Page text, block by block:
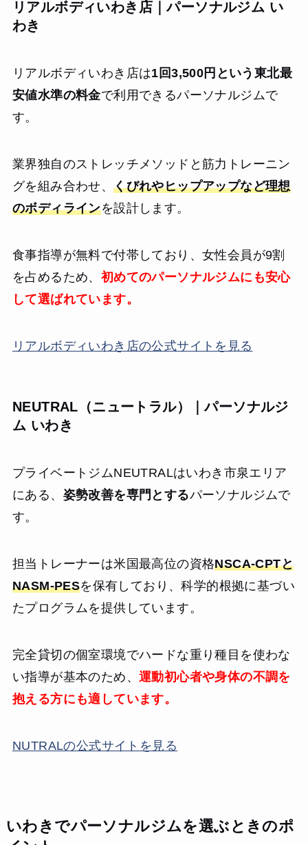
リアルボディいわき店｜パーソナルジム い
わき
リアルボディいわき店は1回3,500円という東北最
安値水準の料金で利用できるパーソナルジムで
す。
業界独自のストレッチメソッドと筋力トレーニン
グを組み合わせ、くびれやヒップアップなど理想
のボディラインを設計します。
食事指導が無料で付帯しており、女性会員が9割
を占めるため、 初めてのパーソナルジムにも安心
して選ばれています。
リアルボディいわき店の公式サイトを見る
NEUTRAL（ニュートラル）｜パーソナルジ
ム いわき
プライベートジムNEUTRALはいわき市泉エリア
にある、 姿勢改善を専門とするパーソナルジムで
す。
担当トレーナーは米国最高位の資格NSCA-CPTと
NASM-PESを保有しており、科学的根拠に基づい
たプログラムを提供しています。
完全貸切の個室環境でハードな重り種目を使わな
い指導が基本のため、 運動初心者や身体の不調を
抱える方にも適しています。
NUTRALの公式サイトを見る
いわきでパーソナルジムを選ぶときのポ